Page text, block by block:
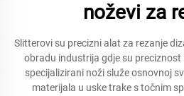
noževi za
Slitterovi su precizni alat za rezanje
obradu industrija gdje su
specijalizirani noži služe osnovnoj
materijala u uske trake s točnim